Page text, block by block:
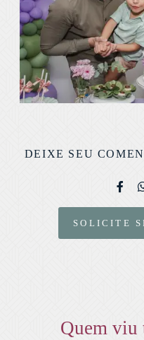
DEIXE SEU
SOLICITE
Quem viu